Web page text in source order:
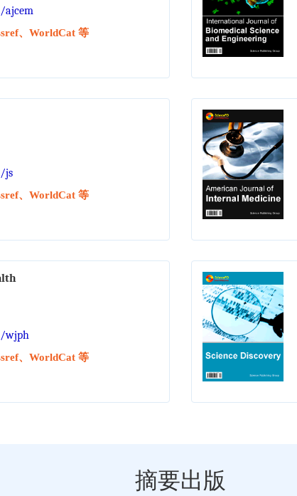
ajcem
、WorldCat 等
js
、WorldCat 等
wjph
、WorldCat 等
摘要出版